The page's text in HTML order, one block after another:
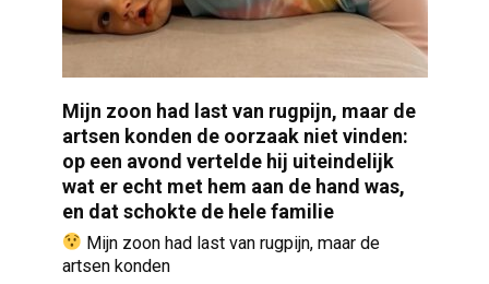
Mijn zoon had last van rugpijn, maar de
artsen konden de oorzaak niet vinden:
op een avond vertelde hij uiteindelijk
wat er echt met hem aan de hand was,
en dat schokte de hele familie
Mijn zoon had last van rugpijn, maar de
artsen konden